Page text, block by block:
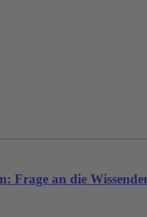
Frage an die